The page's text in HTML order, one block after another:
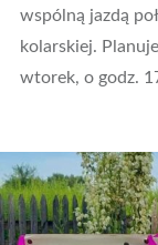
wspólną jazdą
kolarskiej.
wtorek, o godz.